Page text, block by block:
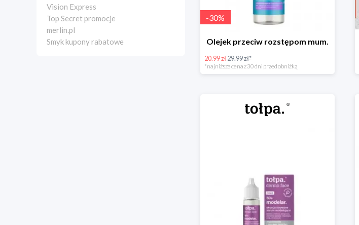
Vision Express
Top Secret promocje
merlin.pl
Smyk kupony rabatowe
-30%
Olejek przeciw rozstępom mum.
20.99 zł29.99 zł*
*najniższa cena z 30 dni przed obniżką